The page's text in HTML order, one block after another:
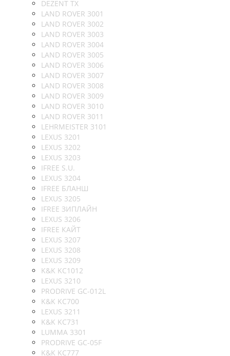
DEZENT TX
LAND ROVER 3001
LAND ROVER 3002
LAND ROVER 3003
LAND ROVER 3004
LAND ROVER 3005
LAND ROVER 3006
LAND ROVER 3007
LAND ROVER 3008
LAND ROVER 3009
LAND ROVER 3010
LAND ROVER 3011
LEHRMEISTER 3101
LEXUS 3201
LEXUS 3202
LEXUS 3203
IFREE S.U.
LEXUS 3204
IFREE БЛАНШ
LEXUS 3205
IFREE ЗИПЛАЙН
LEXUS 3206
IFREE КАЙТ
LEXUS 3207
LEXUS 3208
LEXUS 3209
K&K KC1012
LEXUS 3210
PRODRIVE GC-012L
K&K KC700
LEXUS 3211
K&K KC731
LUMMA 3301
PRODRIVE GC-05F
K&K KC777